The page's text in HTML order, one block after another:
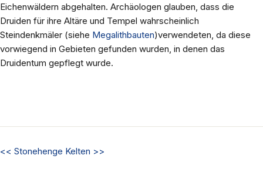
Eichenwäldern abgehalten. Archäologen glauben, dass die
Druiden für ihre Altäre und Tempel wahrscheinlich
Steindenkmäler (siehe Megalithbauten)verwendeten, da diese
vorwiegend in Gebieten gefunden wurden, in denen das
Druidentum gepflegt wurde.
<< Stonehenge Kelten >>